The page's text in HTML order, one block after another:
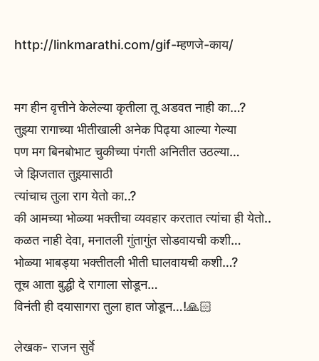
http://linkmarathi.com/gif-म्हणजे-काय/
मग हीन वृत्तीने केलेल्या कृतीला तू अडवत नाही का…?
तुझ्या रागाच्या भीतीखाली अनेक पिढ्या आल्या गेल्या
पण मग बिनबोभाट चुकीच्या पंगती अनितीत उठल्या…
जे झिजतात तुझ्यासाठी
त्यांचाच तुला राग येतो का..?
की आमच्या भोळ्या भक्तीचा व्यवहार करतात त्यांचा ही येतो..
कळत नाही देवा, मनातली गुंतागुंत सोडवायची कशी…
भोळ्या भाबड्या भक्तीतली भीती घालवायची कशी…?
तूच आता बुद्धी दे रागाला सोडून…
विनंती ही दयासागरा तुला हात जोडून…!🙏🏻
लेखक- राजन सुर्वे